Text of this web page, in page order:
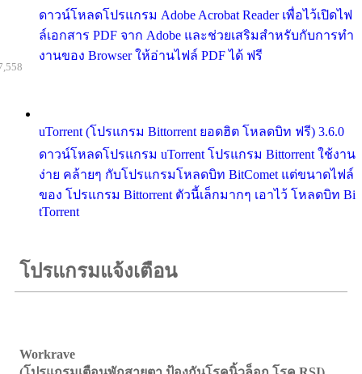
ดาวน์โหลดโปรแกรม Adobe Acrobat Reader เพื่อไว้เปิดไฟ
ล์เอกสาร PDF จาก Adobe และช่วยเสริมสำหรับกับการทำ
งานของ Browser ให้อ่านไฟล์ PDF ได้ ฟรี
uTorrent (โปรแกรม Bittorrent ยอดฮิต โหลดบิท ฟรี) 3.6.0
ดาวน์โหลดโปรแกรม uTorrent โปรแกรม Bittorrent ใช้งาน
ง่าย คล้ายๆ กับโปรแกรมโหลดบิท BitComet แต่ขนาดไฟล์
ของ โปรแกรม Bittorrent ตัวนี้เล็กมากๆ เอาไว้ โหลดบิท Bi
tTorrent
โปรแกรมแจ้งเตือน
Workrave